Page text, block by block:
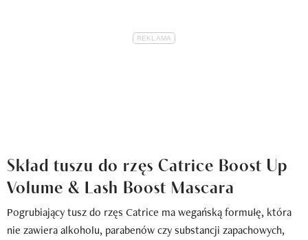
Skład tuszu do rzęs Catrice Boost Up
Volume & Lash Boost Mascara
Pogrubiający tusz do rzęs Catrice ma wegańską formułę, która
nie zawiera alkoholu, parabenów czy substancji zapachowych,